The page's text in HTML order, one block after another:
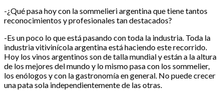
-¿Qué pasa hoy con la sommelieri argentina que tiene tantos
reconocimientos y profesionales tan destacados?
-Es un poco lo que está pasando con toda la industria. Toda la
industria vitivinícola argentina está haciendo este recorrido.
Hoy los vinos argentinos son de talla mundial y están a la altura
de los mejores del mundo y lo mismo pasa con los sommelier,
los enólogos y con la gastronomía en general. No puede crecer
una pata sola independientemente de las otras.